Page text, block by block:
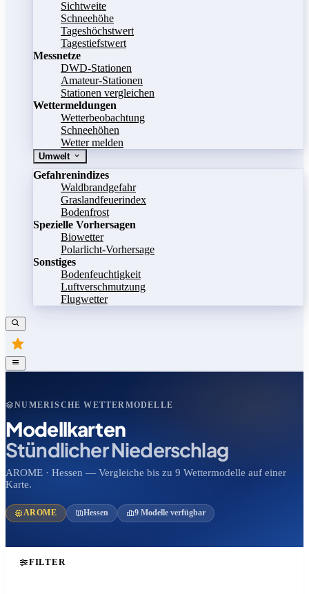
Sichtweite
Schneehöhe
Tageshöchstwert
Tagestiefstwert
Messnetze
DWD-Stationen
Amateur-Stationen
Stationen vergleichen
Wettermeldungen
Wetterbeobachtung
Schneehöhen
Wetter melden
Umwelt
Gefahrenindizes
Waldbrandgefahr
Graslandfeuerindex
Bodenfrost
Spezielle Vorhersagen
Biowetter
Polarlicht-Vorhersage
Sonstiges
Bodenfeuchtigkeit
Luftverschmutzung
Flugwetter
NUMERISCHE WETTERMODELLE
Modellkarten
Stündlicher Niederschlag
AROME · Hessen — Vergleiche bis zu 9 Wettermodelle auf einer
Karte.
AROME Hessen 9 Modelle verfügbar
FILTER